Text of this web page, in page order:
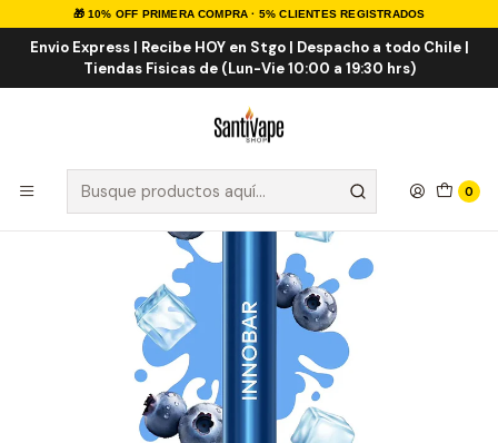
🎁 10% OFF PRIMERA COMPRA · 5% CLIENTES REGISTRADOS
Envio Express | Recibe HOY en Stgo | Despacho a todo Chile |
Tiendas Fisicas de (Lun-Vie 10:00 a 19:30 hrs)
0
Inicio VAPE DESECHABLES VAPE FRUTALES ICE
Innobar Mad blue 2.500 Puff